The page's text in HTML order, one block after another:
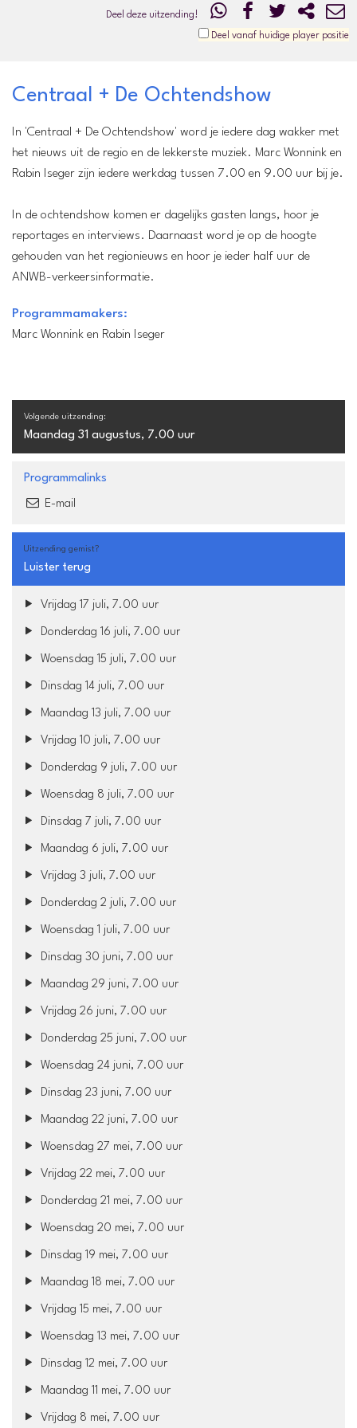
Deel deze uitzending!
Deel vanaf huidige player positie
Centraal + De Ochtendshow
In 'Centraal + De Ochtendshow' word je iedere dag wakker met
het nieuws uit de regio en de lekkerste muziek. Marc Wonnink en
Rabin Iseger zijn iedere werkdag tussen 7.00 en 9.00 uur bij je.
In de ochtendshow komen er dagelijks gasten langs, hoor je
reportages en interviews. Daarnaast word je op de hoogte
gehouden van het regionieuws en hoor je ieder half uur de
ANWB-verkeersinformatie.
Programmamakers:
Marc Wonnink en Rabin Iseger
Volgende uitzending:
Maandag 31 augustus, 7.00 uur
Programmalinks
E-mail
Uitzending gemist?
Luister terug
Vrijdag 17 juli, 7.00 uur
Donderdag 16 juli, 7.00 uur
Woensdag 15 juli, 7.00 uur
Dinsdag 14 juli, 7.00 uur
Maandag 13 juli, 7.00 uur
Vrijdag 10 juli, 7.00 uur
Donderdag 9 juli, 7.00 uur
Woensdag 8 juli, 7.00 uur
Dinsdag 7 juli, 7.00 uur
Maandag 6 juli, 7.00 uur
Vrijdag 3 juli, 7.00 uur
Donderdag 2 juli, 7.00 uur
Woensdag 1 juli, 7.00 uur
Dinsdag 30 juni, 7.00 uur
Maandag 29 juni, 7.00 uur
Vrijdag 26 juni, 7.00 uur
Donderdag 25 juni, 7.00 uur
Woensdag 24 juni, 7.00 uur
Dinsdag 23 juni, 7.00 uur
Maandag 22 juni, 7.00 uur
Woensdag 27 mei, 7.00 uur
Vrijdag 22 mei, 7.00 uur
Donderdag 21 mei, 7.00 uur
Woensdag 20 mei, 7.00 uur
Dinsdag 19 mei, 7.00 uur
Maandag 18 mei, 7.00 uur
Vrijdag 15 mei, 7.00 uur
Woensdag 13 mei, 7.00 uur
Dinsdag 12 mei, 7.00 uur
Maandag 11 mei, 7.00 uur
Vrijdag 8 mei, 7.00 uur